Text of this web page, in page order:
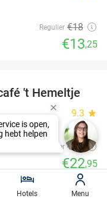
Regulier €18
€13,25
43%
't Hemeltje
9.3 star
Regulier €40
€22,95
favorite_border
Hotels Menu